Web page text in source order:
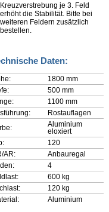
Kreuzverstrebung je 3. Feld
erhöht die Stabilität. Bitte bei
weiteren Feldern zusätzlich
bestellen.
Daten:
1800 mm
500 mm
1100 mm
Rostauflagen
Aluminium
eloxiert
120
AR:
Anbauregal
4
600 kg
120 kg
Aluminium